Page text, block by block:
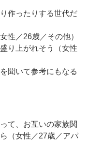
作ったりする世代だ
性／26歳／その他）
り上がれそう（女性
聞いて参考にもなる
て、お互いの家族関
（女性／27歳／アパ